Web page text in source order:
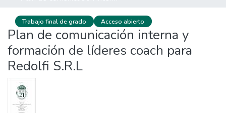
Trabajo final de grado Acceso abierto
Plan de comunicación interna y
formación de líderes coach para
Redolfi S.R.L